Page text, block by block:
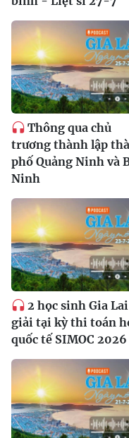
Thông qua chủ
trương thành lập
phố Quảng Ninh và
Ninh
2 học sinh Gia
giải tại kỳ thi toán
quốc tế SIMOC 2026